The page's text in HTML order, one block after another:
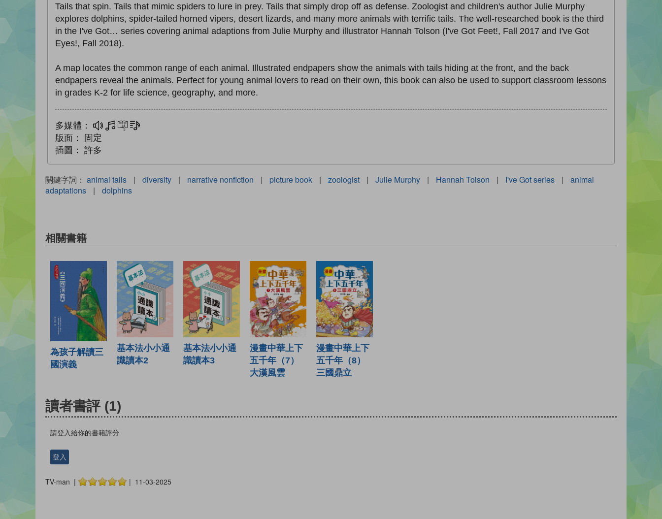
Tails that spin. Tails that mimic spiders to lure in prey. Tails that simply drop off as defense. Zoologist and children's author Julie Murphy
explores dolphins, spider-tailed horned vipers, desert lizards, and many more animals with terrific tails. The well-researched book is the third
in the I've Got… series covering animal adaptions from Julie Murphy and illustrator Hannah Tolson (I've Got Feet!, Fall 2017 and I've Got
Eyes!, Fall 2018).
A map locates the common range of each animal. Illustrated endpapers show the animals with tails hiding at the front, and the back
endpapers reveal the animals. Perfect for young animal lovers to read on their own, this book can also be used to support classroom lessons
in grades K-2 for life science, geography, and more.
多媒體： 多媒體互動練習
文字同步朗讀
版面：
固定
插圖：
許多
關鍵字詞： animal tails | diversity | narrative nonfiction | picture book | zoologist | Julie Murphy | Hannah Tolson | I've Got series |
animal
adaptations
| dolphins
相關書籍
為孩子解讀三
國演義
基本法小小通
識讀本2
基本法小小通
識讀本3
漫畫中華上下
五千年（7）
大漢風雲
漫畫中華上下
五千年（8）
三國鼎立
讀者書評 (1)
請登入給你的書籍評分
登入
TV-man | | 11-03-2025